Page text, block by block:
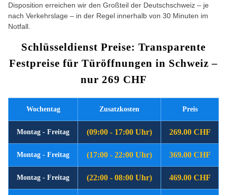
Disposition erreichen wir den Großteil der Deutschschweiz – je
nach Verkehrslage – in der Regel innerhalb von 30 Minuten im
Notfall.
Schlüsseldienst Preise: Transparente
Festpreise für Türöffnungen in Schweiz –
nur 269 CHF
Wochentag Zusatzkosten Preis
Montag - Freitag (09:00 - 17:00 Uhr) 269.00 CHF
Montag - Freitag (17:00 - 22:00 Uhr) 369.00 CHF
Montag - Freitag (22:00 - 08:00 Uhr) 469.00 CHF